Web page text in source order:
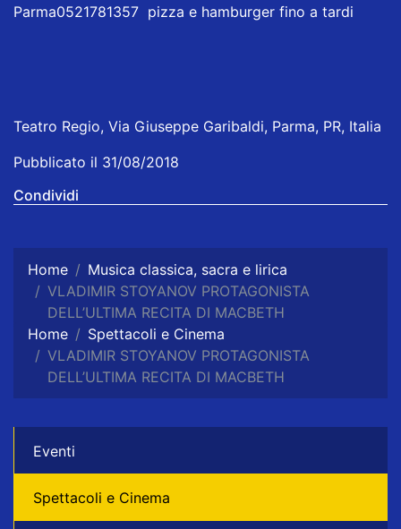
Parma0521781357 pizza e hamburger fino a tardi
Teatro Regio, Via Giuseppe Garibaldi, Parma, PR, Italia
Pubblicato il 31/08/2018
Condividi
Home
Musica classica, sacra e lirica
VLADIMIR STOYANOV PROTAGONISTA
DELL’ULTIMA RECITA DI MACBETH
Home
Spettacoli e Cinema
VLADIMIR STOYANOV PROTAGONISTA
DELL’ULTIMA RECITA DI MACBETH
Eventi
Spettacoli e Cinema